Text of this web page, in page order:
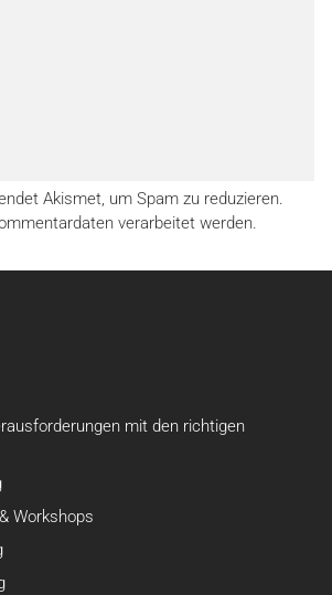
Akismet, um Spam zu reduzieren.
verarbeitet werden.
mit den richtigen
Workshops